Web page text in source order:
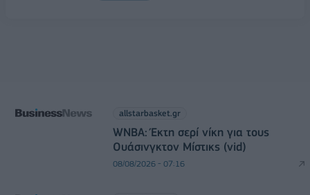
allstarbasket.gr
WNBA: Έκτη σερί νίκη για τους
Ουάσινγκτον Μίστικς (vid)
08/08/2026 - 07:16